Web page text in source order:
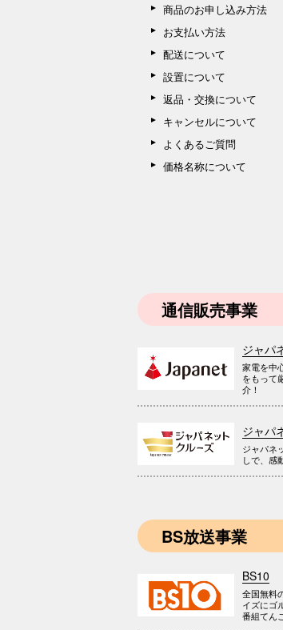
商品のお申し込み方法
お支払い方法
配送について
設置について
返品・交換について
キャンセルについて
よくあるご質問
価格名称について
通信販売事業
ジャパ
家電を中
をもって
介！
ジャパ
ジャパネ
しで、感
BS放送事業
BS10
全国無料
イズにゴ
番組てん